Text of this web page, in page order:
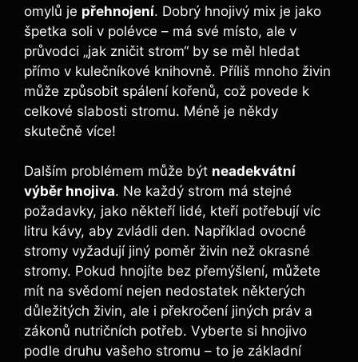
omylů je přehnojení. Dobrý ⁤hnojivý‌ mix je ‌jako
špetka soli v polévce ⁢– má ​své místo, ale v
průvodci ‌„jak zničit strom“ by se​ měl hledat
přímo v kulečníkové knihovně. Příliš mnoho živin
‌může způsobit spálení kořenů, což povede k
celkové slabosti stromu. Méně ‍je někdy
skutečně více!
Dalším problémem ‍může být neadekvátní
výběr hnojiva. Ne každý strom má stejné⁢
požadavky,⁢ jako někteří​ lidé, kteří potřebují ⁣víc
litru kávy, aby zvládli den. Například ovocné‌
stromy vyžadují jiný poměr živin než okrasné
stromy. Pokud hnojíte bez přemýšlení, můžete
mít na svědomí nejen nedostatek některých
důležitých živin, ale i překročení jiných práv ‌a
zákonů nutričních potřeb. Vyberte si hnojivo
podle druhu vašeho stromu⁣ – to⁢ je základní